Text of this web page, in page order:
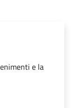
e la